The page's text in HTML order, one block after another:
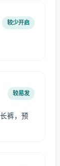
较少开启
较易发
裤，预